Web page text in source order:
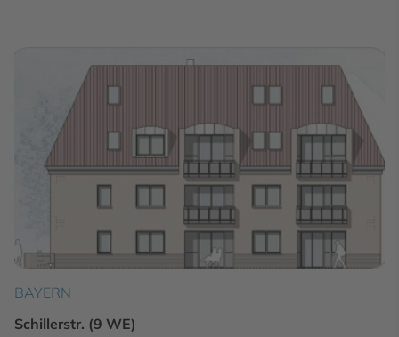
BAYERN
Schillerstr. (9 WE)